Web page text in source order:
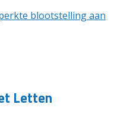
blootstelling aan
Letten